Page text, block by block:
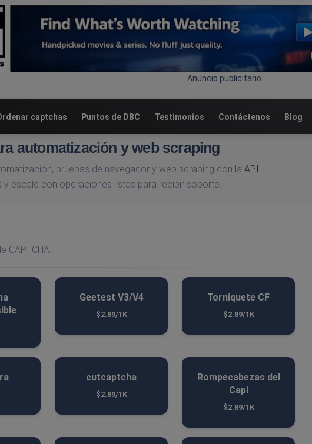
Anuncio publicitario
captchas Puntos de DBC Testimonios Contáctenos Blog
automatización y web scraping
pruebas de navegador y web scraping con la API
y escale con operaciones listas para recibir soporte.
CAPTCHA:
Geetest V3/V4
$2.89/1K
Torniquete CF
$2.89/1K
cutcaptcha
$2.89/1K
Rompecabezas del
Capi
$2.89/1K